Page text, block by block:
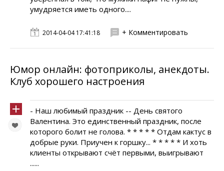
умудряется иметь одного....
2014-04-04 17:41:18 + Комментировать
Юмор онлайн: фотоприколы, анекдоты.
Клуб хорошего настроения
- Наш любимый праздник -- День святого
Валентина. Это единственный праздник, после
которого болит не голова. * * * * * Отдам кактус в
добрые руки. Приучен к горшку... * * * * * И хоть
клиенты открывают счёт первыми, выигрывают
......